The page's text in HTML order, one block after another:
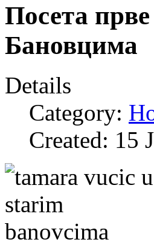
Посета
Бановцима
Details
Category:
Created: 15